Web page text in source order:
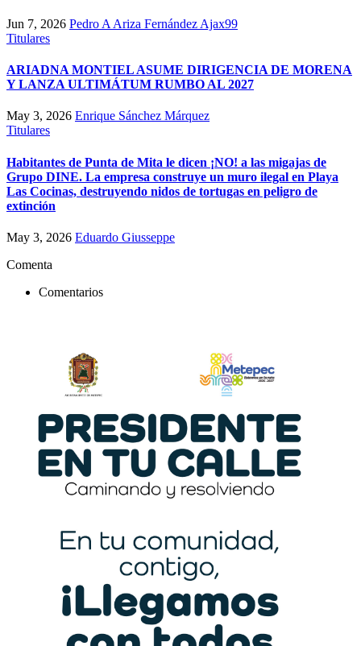
Jun 7, 2026 Pedro A Ariza Fernández Ajax99
Titulares
ARIADNA MONTIEL ASUME DIRIGENCIA DE MORENA
Y LANZA ULTIMÁTUM RUMBO AL 2027
May 3, 2026 Enrique Sánchez Márquez
Titulares
Habitantes de Punta de Mita le dicen ¡NO! a las migajas de
Grupo DINE. La empresa construye un muro ilegal en Playa
Las Cocinas, destruyendo nidos de tortugas en peligro de
extinción
May 3, 2026 Eduardo Giusseppe
Comenta
Comentarios